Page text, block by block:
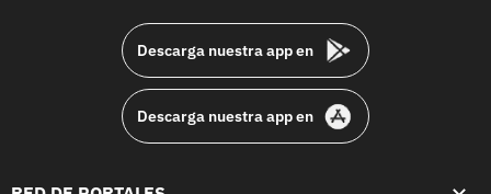
Descarga nuestra app en
Descarga nuestra app en